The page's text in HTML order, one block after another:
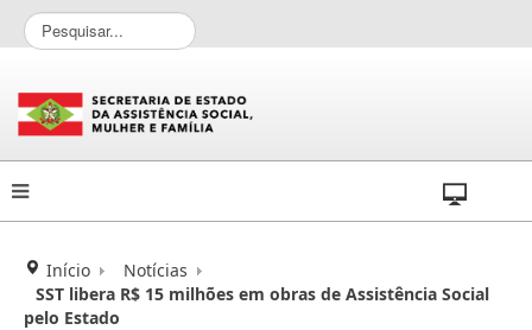
P
e
q
u
i
s
a
Início
Notícias
SST libera R$ 15 milhões em obras de Assistência Social
pelo Estado